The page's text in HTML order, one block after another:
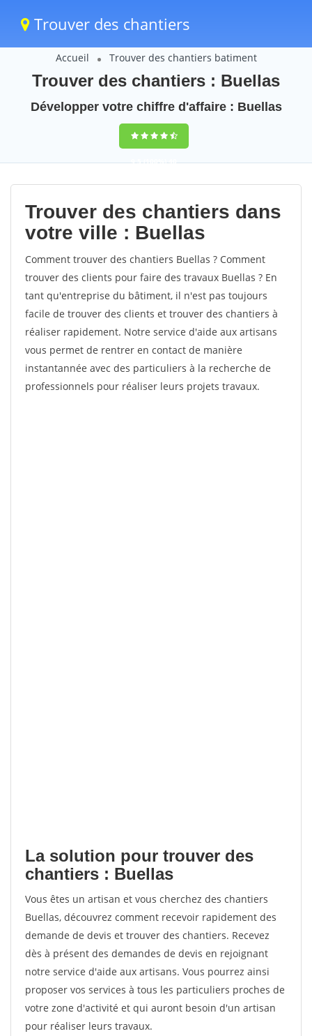
Trouver des chantiers
Accueil Trouver des chantiers batiment
Trouver des chantiers : Buellas
Développer votre chiffre d'affaire : Buellas
9,5(100%)40
votes
Trouver des chantiers dans
votre ville : Buellas
Comment trouver des chantiers Buellas ? Comment
trouver des clients pour faire des travaux Buellas ? En
tant qu'entreprise du bâtiment, il n'est pas toujours
facile de trouver des clients et trouver des chantiers à
réaliser rapidement. Notre service d'aide aux artisans
vous permet de rentrer en contact de manière
instantannée avec des particuliers à la recherche de
professionnels pour réaliser leurs projets travaux.
La solution pour trouver des
chantiers : Buellas
Vous êtes un artisan et vous cherchez des chantiers
Buellas, découvrez comment recevoir rapidement des
demande de devis et trouver des chantiers. Recevez
dès à présent des demandes de devis en rejoignant
notre service d'aide aux artisans. Vous pourrez ainsi
proposer vos services à tous les particuliers proches de
votre zone d'activité et qui auront besoin d'un artisan
pour réaliser leurs travaux.